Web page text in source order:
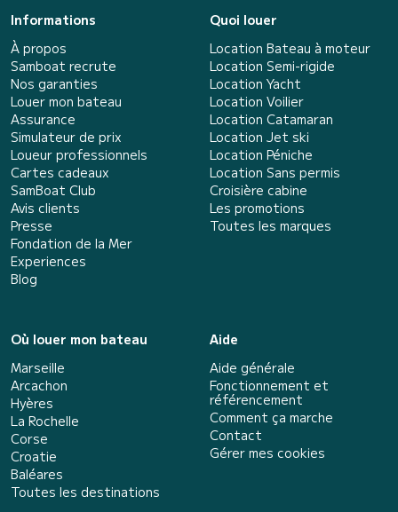
Informations
À propos
Samboat recrute
Nos garanties
Louer mon bateau
Assurance
Simulateur de prix
Loueur professionnels
Cartes cadeaux
SamBoat Club
Avis clients
Presse
Fondation de la Mer
Experiences
Blog
Quoi louer
Location Bateau à moteur
Location Semi-rigide
Location Yacht
Location Voilier
Location Catamaran
Location Jet ski
Location Péniche
Location Sans permis
Croisière cabine
Les promotions
Toutes les marques
Où louer mon bateau
Marseille
Arcachon
Hyères
La Rochelle
Corse
Croatie
Baléares
Toutes les destinations
Aide
Aide générale
Fonctionnement et
référencement
Comment ça marche
Contact
Gérer mes cookies